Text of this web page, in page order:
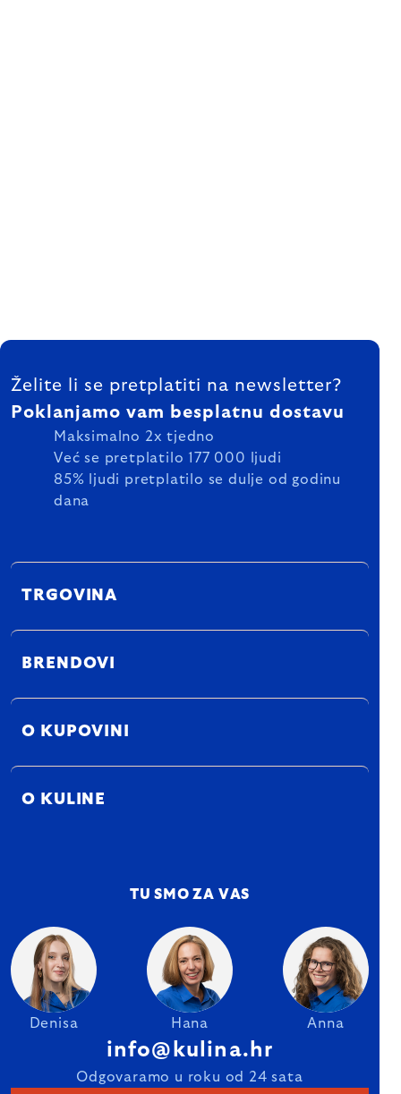
FOOTER
Želite li se pretplatiti na newsletter?
Poklanjamo vam besplatnu dostavu
Maksimalno 2x tjedno
Već se pretplatilo 177 000 ljudi
85% ljudi pretplatilo se dulje od godinu
dana
TRGOVINA
BRENDOVI
O KUPOVINI
O KULINE
TU SMO ZA VAS
Denisa Hana Anna
info@kulina.hr
Odgovaramo u roku od 24 sata